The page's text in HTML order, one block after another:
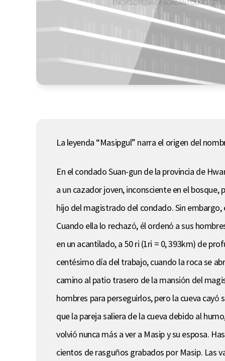
La leyenda “Masipgul” narra el origen del
En el condado Suan-gun de la provincia de
a un cazador joven, inconsciente en el bosque,
hijo del magistrado del condado. Sin embargo,
Cuando ella lo rechazó, él ordenó a sus
en un acantilado, a 50 ri (1ri = 0, 393km) de
centésimo día del trabajo, cuando la roca se
camino al patio trasero de la mansión del
hombres para perseguirlos, pero la cueva
que la pareja saliera de la cueva debido al
volvió nunca más a ver a Masip y su esposa.
cientos de rasguños grabados por Masip. Las